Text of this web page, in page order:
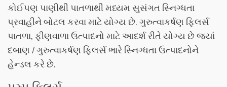
કોઈપણ પાણીથી પાતળાથી મધ્યમ સુસંગત સ્નિગ્ધતા
પ્રવાહીને બોટલ કરવા માટે યોગ્ય છે. ગુરુત્વાકર્ષણ ફિલર્સ
પાતળા, ફીણવાળા ઉત્પાદનો માટે આદર્શ રીતે યોગ્ય છે જ્યાં
દબાણ / ગુરુત્વાકર્ષણ ફિલર્સ ભારે સ્નિગ્ધતા ઉત્પાદનોને
હેન્ડલ કરે છે.